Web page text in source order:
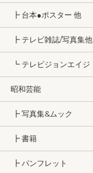
┣ 台本●ポスター 他
┣ テレビ雑誌/写真集他
┗ テレビジョンエイジ
昭和芸能
┣ 写真集&ムック
┣ 書籍
┣ パンフレット